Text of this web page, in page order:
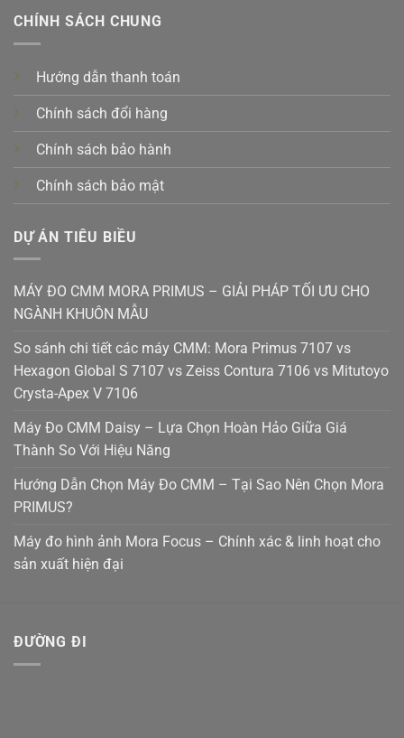
CHÍNH SÁCH CHUNG
Hướng dẫn thanh toán
Chính sách đổi hàng
Chính sách bảo hành
Chính sách bảo mật
DỰ ÁN TIÊU BIỀU
MÁY ĐO CMM MORA PRIMUS – GIẢI PHÁP TỐI ƯU CHO
NGÀNH KHUÔN MẪU
So sánh chi tiết các máy CMM: Mora Primus 7107 vs
Hexagon Global S 7107 vs Zeiss Contura 7106 vs Mitutoyo
Crysta-Apex V 7106
Máy Đo CMM Daisy – Lựa Chọn Hoàn Hảo Giữa Giá
Thành So Với Hiệu Năng
Hướng Dẫn Chọn Máy Đo CMM – Tại Sao Nên Chọn Mora
PRIMUS?
Máy đo hình ảnh Mora Focus – Chính xác & linh hoạt cho
sản xuất hiện đại
ĐƯỜNG ĐI